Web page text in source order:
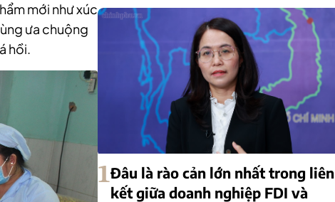
mới như xúc
ưa chuộng
hồi.
1Đâu là rào cản lớn nhất trong liên
kết giữa doanh nghiệp FDI và